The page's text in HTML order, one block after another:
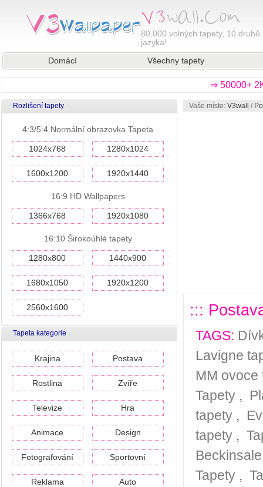
80,000 volných tapety, 10 druhů
jazyka!
Domácí
Všechny tapety
⇒ 50000+
Rozlišení tapety
4:3/5:4 Normální obrazovka Tapeta
1024x768 1280x1024
1600x1200 1920x1440
16:9 HD Wallpapers
1366x768 1920x1080
16:10 Širokoúhlé tapety
1280x800 1440x900
1680x1050 1920x1200
2560x1600
Tapeta kategorie
Krajina Postava
Rostlina Zvíře
Televize Hra
Animace Design
Fotografování Sportovní
Reklama Auto
Vaše místo: V3wall /
:::
TAGS:
Lavigne
MM ovoce
Tapety ,
tapety ,
tapety ,
Tapety ,